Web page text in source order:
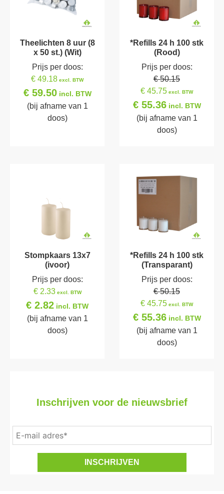
Theelichten 8 uur (8
x 50 st.) (Wit)
Prijs per doos:
€ 49.18 excl. BTW
€ 59.50incl. BTW
(bij afname van 1
doos)
*Refills 24 h 100 stk
(Rood)
Prijs per doos:
€ 50.15
€ 45.75 excl. BTW
€ 55.36incl. BTW
(bij afname van 1
doos)
Stompkaars 13x7
(ivoor)
Prijs per doos:
€ 2.33excl. BTW
€ 2.82 incl. BTW
(bij afname van 1
doos)
*Refills 24 h 100 stk
(Transparant)
Prijs per doos:
€ 50.15
€ 45.75 excl. BTW
€ 55.36incl. BTW
(bij afname van 1
doos)
Inschrijven voor de nieuwsbrief